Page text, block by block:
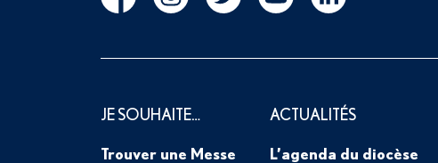
JE SOUHAITE…
Trouver une Messe
ACTUALITÉS
L’agenda du diocèse